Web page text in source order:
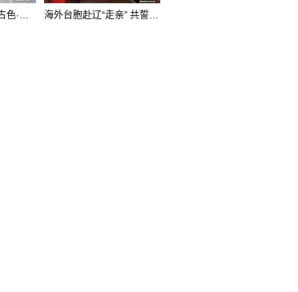
辽宁歌舞团举办《古色·国宝辽宁》排练开放日活动 海外台胞赴辽“走亲” 共誓“和平初心”